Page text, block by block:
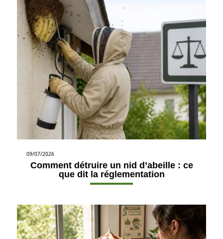
09/07/2026
Comment détruire un nid d’abeille : ce
que dit la réglementation